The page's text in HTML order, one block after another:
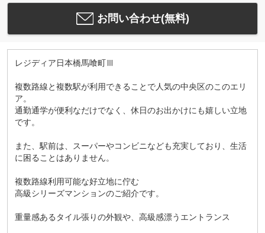
お問い合わせ(無料)
レジディア日本橋馬喰町Ⅲ
複数路線と複数駅が利用できることで人気の中央区のこのエリ
ア。
通勤通学が便利なだけでなく、休日のお出かけにも嬉しい立地
です。
また、駅前は、スーパーやコンビニなども充実しており、生活
に困ることはありません。
複数路線利用可能な好立地に佇む
高級シリーズマンションのご紹介です。
重量感あるタイル張りの外観や、高級感漂うエントランス